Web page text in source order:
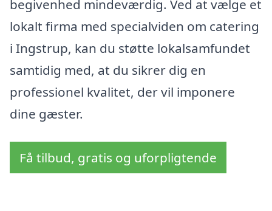
begivenhed mindeværdig. Ved at vælge et
lokalt firma med specialviden om catering
i Ingstrup, kan du støtte lokalsamfundet
samtidig med, at du sikrer dig en
professionel kvalitet, der vil imponere
dine gæster.
Få tilbud, gratis og uforpligtende